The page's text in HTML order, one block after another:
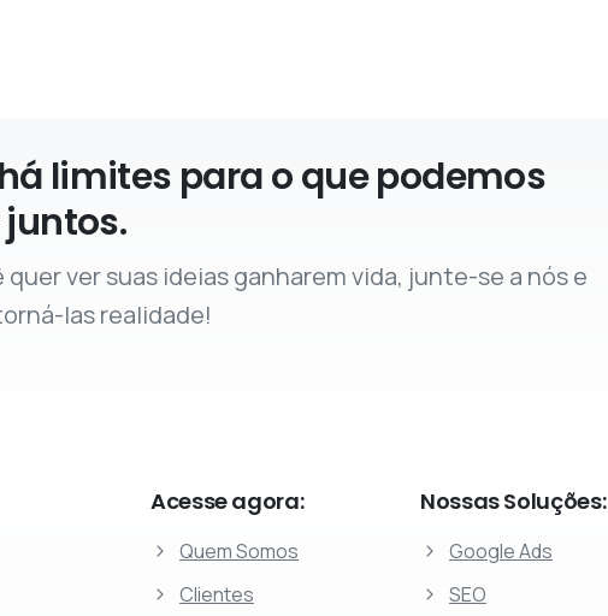
limites para o que podemos
quer ver suas ideias ganharem vida, junte-se a nós e
las realidade!
Acesseagora:
Quem Somos
Clientes
NossasSoluções:
Google Ads
SEO